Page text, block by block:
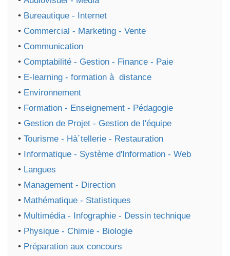
• Bureautique - Internet
• Commercial - Marketing - Vente
• Communication
• Comptabilité - Gestion - Finance - Paie
• E-learning - formation à distance
• Environnement
• Formation - Enseignement - Pédagogie
• Gestion de Projet - Gestion de l'équipe
• Tourisme - Hà´tellerie - Restauration
• Informatique - Système d'Information - Web
• Langues
• Management - Direction
• Mathématique - Statistiques
• Multimédia - Infographie - Dessin technique
• Physique - Chimie - Biologie
• Préparation aux concours